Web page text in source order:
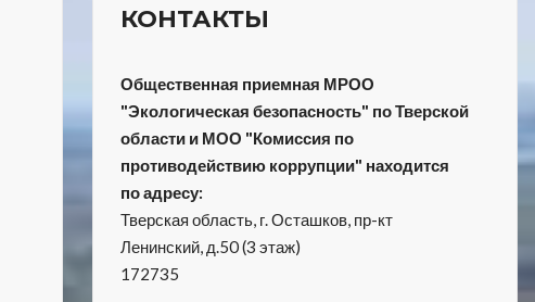
КОНТАКТЫ
Общественная приемная МРОО
"Экологическая безопасность" по Тверской
области и МОО "Комиссия по
противодействию коррупции" находится
по адресу:
Тверская область, г. Осташков, пр-кт
Ленинский, д.50 (3 этаж)
172735